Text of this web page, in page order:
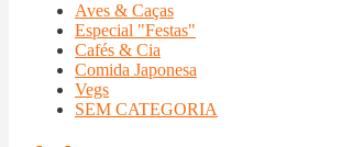
Aves & Caças
Especial "Festas"
Cafés & Cia
Comida Japonesa
Vegs
SEM CATEGORIA